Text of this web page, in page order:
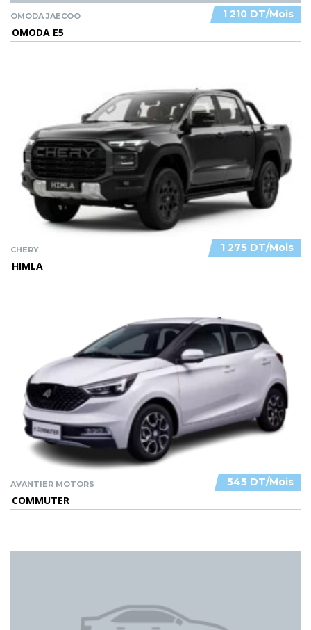
1 210 DT/Mois
OMODA JAECOO
OMODA E5
1 275 DT/Mois
CHERY
HIMLA
545 DT/Mois
AVANTIER MOTORS
COMMUTER